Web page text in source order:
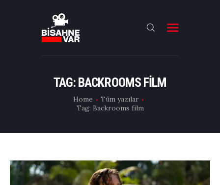
TAG: BACKROOMS FILM
Home
Tüm yazılar
Tag: Backrooms film
FILMLER
OYUNCULAR
DAHA FAZLASI